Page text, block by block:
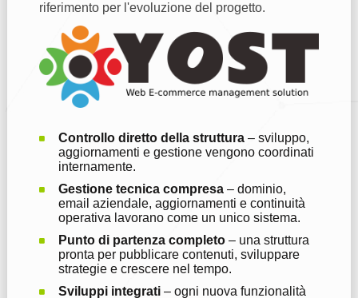
riferimento per l'evoluzione del progetto.
Controllo diretto della struttura– sviluppo,
aggiornamenti e gestione vengono coordinati
internamente.
Gestione tecnica compresa– dominio,
email aziendale, aggiornamenti e continuità
operativa lavorano come un unico sistema.
Punto di partenza completo– una struttura
pronta per pubblicare contenuti, sviluppare
strategie e crescere nel tempo.
Sviluppi integrati– ogni nuova funzionalità